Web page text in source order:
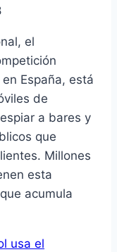
el
España, está
de
a bares y
que
Millones
esta
acumula
usa el